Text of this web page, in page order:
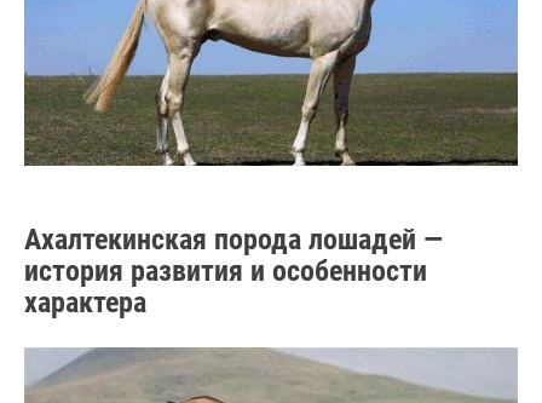
Ахалтекинская порода лошадей —
история развития и особенности
характера